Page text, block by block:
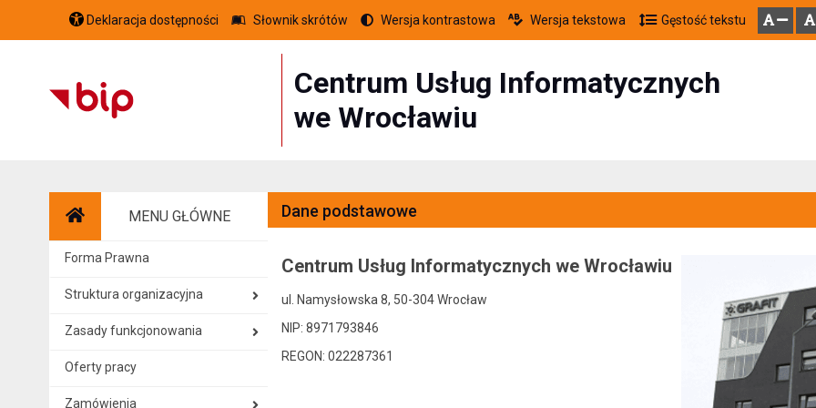
Przejdź do głównego menu
Przejdź do treści
Przejdź do mapy serwisu
Deklaracja dostępności Słownik skrótów Wersja kontrastowa Wersja tekstowa Gęstość tekstu
Centrum Usług Informatycznych
we Wrocławiu
MENU GŁÓWNE
Forma Prawna
Struktura organizacyjna
Zasady funkcjonowania
Oferty pracy
Zamówienia
Dane podstawowe
Centrum Usług Informatycznych we Wrocławiu
ul. Namysłowska 8, 50-304 Wrocław
NIP: 8971793846
REGON: 022287361